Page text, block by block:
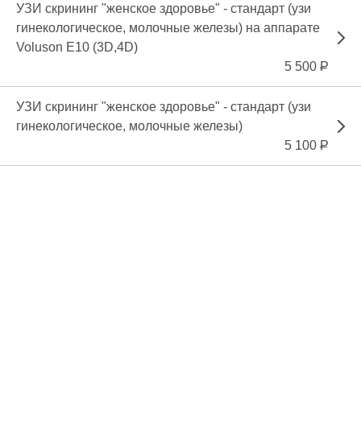
УЗИ скрининг "женское здоровье" - стандарт (узи
гинекологическое, молочные железы) на аппарате
Voluson E10 (3D,4D)
5 500 Р
УЗИ скрининг "женское здоровье" - стандарт (узи
гинекологическое, молочные железы)
5 100 Р